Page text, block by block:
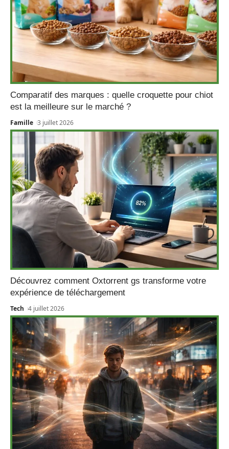
Comparatif des marques : quelle croquette pour chiot
est la meilleure sur le marché ?
Famille 3 juillet 2026
Découvrez comment Oxtorrent gs transforme votre
expérience de téléchargement
Tech 4 juillet 2026